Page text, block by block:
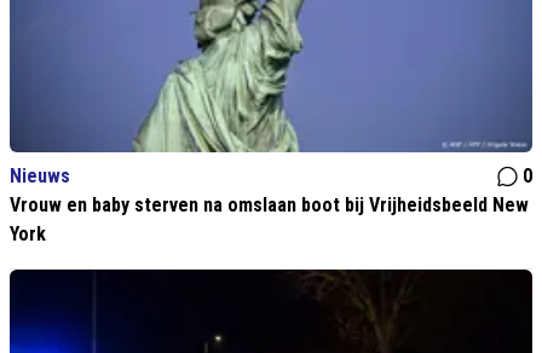
Nieuws
0
Vrouw en baby sterven na omslaan boot bij Vrijheidsbeeld New
York